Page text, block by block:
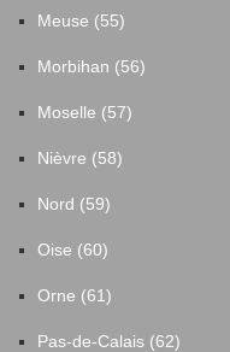
Meuse (55)
Morbihan (56)
Moselle (57)
Nièvre (58)
Nord (59)
Oise (60)
Orne (61)
Pas-de-Calais (62)